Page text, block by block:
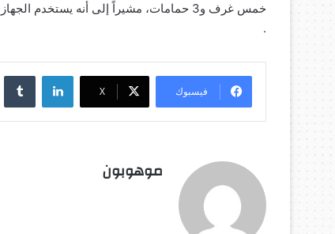
خمس غرف و3 حمامات، مشيراً إلى أنه
.
فيسبوك ‫X
لينكدإن
موهوبون